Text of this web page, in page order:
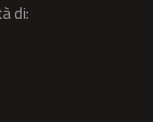
di: